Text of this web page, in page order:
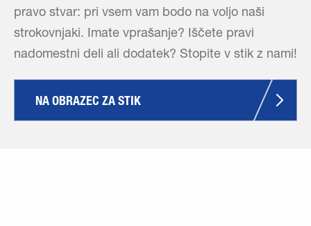
pravo stvar: pri vsem vam bodo na voljo naši
strokovnjaki. Imate vprašanje? Iščete pravi
nadomestni deli ali dodatek? Stopite v stik z nami!
NA OBRAZEC ZA STIK